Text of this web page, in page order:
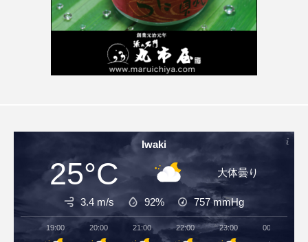
Iwaki
25°C 大体曇り
3.4 m/s 92% 757mmHg
19:00 20:00 21:00 22:00 23:00 00:00